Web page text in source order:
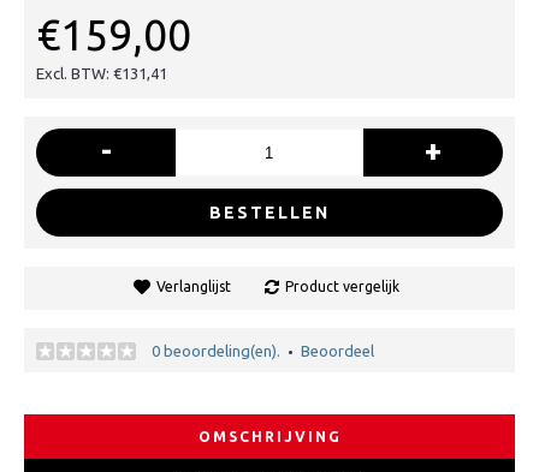
€159,00
Excl. BTW: €131,41
- +
BESTELLEN
Verlanglijst Product vergelijk
0 beoordeling(en). • Beoordeel
OMSCHRIJVING